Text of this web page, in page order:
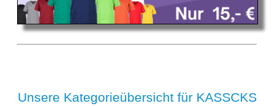
Unsere Kategorieübersicht für KASSCKS